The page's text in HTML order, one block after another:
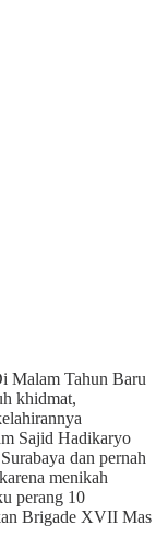
Malam Tahun Baru
khidmat,
Sajid Hadikaryo
dan pernah
menikah
perang 10
Brigade XVII Mas